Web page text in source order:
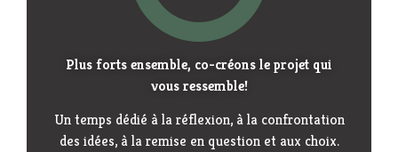
Plus forts ensemble, co-créons le projet qui
vous ressemble!
Un temps dédié à la réflexion, à la confrontation
des idées, à la remise en question et aux choix.